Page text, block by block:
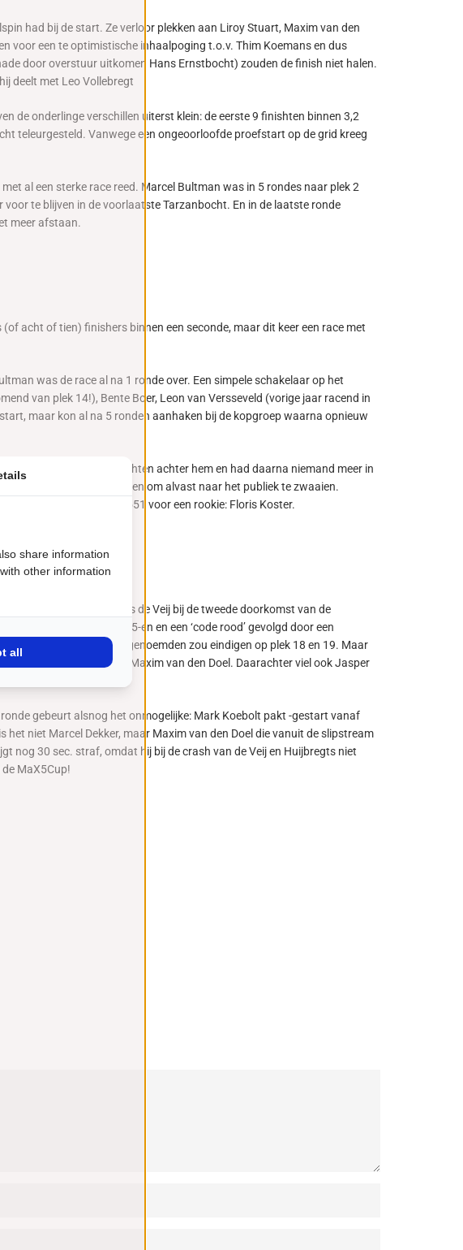
had bij de start. Ze verloor plekken aan Liroy Stuart, Maxim van den
voor een te optimistische inhaalpoging t.o.v. Thim Koemans en dus
door overstuur uitkomen Hans Ernstbocht) zouden de finish niet halen.
deelt met Leo Vollebregt
de onderlinge verschillen uiterst klein: de eerste 9 finishten binnen 3,2
teleurgesteld. Vanwege een ongeoorloofde proefstart op de grid kreeg
al een sterke race reed. Marcel Bultman was in 5 rondes naar plek 2
voor te blijven in de voorlaatste Tarzanbocht. En in de laatste ronde
meer afstaan.
acht of tien) finishers binnen een seconde, maar dit keer een race met
was de race al na 1 ronde over. Een simpele schakelaar op het
van plek 14!), Bente Boer, Leon van Versseveld (vorige jaar racend in
maar kon al na 5 ronden aanhaken bij de kopgroep waarna opnieuw
afstand van de gevechten achter hem en had daarna niemand meer in
eindfase zelfs veroorloven om alvast naar het publiek te zwaaien.
was trouwens met 2.05.551 voor een rookie: Floris Koster.
er ook voor dat Mats de Veij bij de tweede doorkomst van de
twee gestrande MX5-en en een ‘code rood’ gevolgd door een
opmars die voor laatstgenoemden zou eindigen op plek 18 en 19. Maar
Bente Boer en rookie Maxim van den Doel. Daarachter viel ook Jasper
gebeurt alsnog het onmogelijke: Mark Koebolt pakt -gestart vanaf
niet Marcel Dekker, maar Maxim van den Doel die vanuit de slipstream
nog 30 sec. straf, omdat hij bij de crash van de Veij en Huijbregts niet
MaX5Cup!
share information
other information
all